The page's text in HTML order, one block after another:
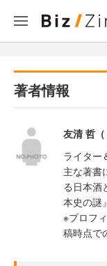
著者情報
友清 哲（
ライター
主な著書
る日本酒
本史の謎
※プロフ
稿時点で